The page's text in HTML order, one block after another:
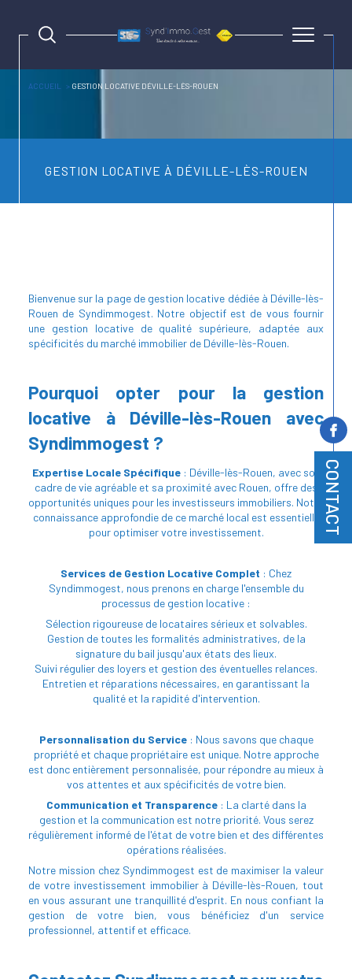
CONTACT
ACCUEIL GESTION LOCATIVE DÉVILLE-LÈS-ROUEN
GESTION LOCATIVE À DÉVILLE-LÈS-ROUEN
Bienvenue sur la page de gestion locative dédiée à Déville-lès-
Rouen de Syndimmogest. Notre objectif est de vous fournir
une gestion locative de qualité supérieure, adaptée aux
spécificités du marché immobilier de Déville-lès-Rouen.
Pourquoi opter pour la gestion
locative à Déville-lès-Rouen avec
Syndimmogest ?
Expertise Locale Spécifique: Déville-lès-Rouen, avec son
cadre de vie agréable et sa proximité avec Rouen, offre des
opportunités uniques pour les investisseurs immobiliers. Notre
connaissance approfondie de ce marché local est essentielle
pour optimiser votre investissement.
Services de Gestion Locative Complet : Chez
Syndimmogest, nous prenons en charge l'ensemble du
processus de gestion locative :
Sélection rigoureuse de locataires sérieux et solvables.
Gestion de toutes les formalités administratives, de la
signature du bail jusqu'aux états des lieux.
Suivi régulier des loyers et gestion des éventuelles relances.
Entretien et réparations nécessaires, en garantissant la
qualité et la rapidité d'intervention.
Personnalisation du Service: Nous savons que chaque
propriété et chaque propriétaire est unique. Notre approche
est donc entièrement personnalisée, pour répondre au mieux à
vos attentes et aux spécificités de votre bien.
Communication et Transparence: La clarté dans la
gestion et la communication est notre priorité. Vous serez
régulièrement informé de l'état de votre bien et des différentes
opérations réalisées.
Notre mission chez Syndimmogest est de maximiser la valeur
de votre investissement immobilier à Déville-lès-Rouen, tout
en vous assurant une tranquillité d'esprit. En nous confiant la
gestion de votre bien, vous bénéficiez d'un service
professionnel, attentif et efficace.